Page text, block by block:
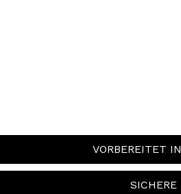
VORBEREITET IN
SICHERE